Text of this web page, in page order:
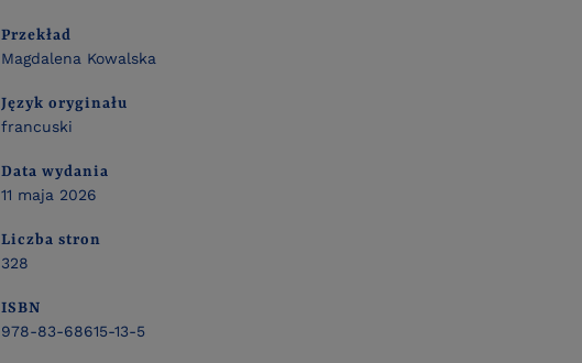
Przekład
Magdalena Kowalska
Język oryginału
francuski
Data wydania
11 maja 2026
Liczba stron
328
ISBN
978-83-68615-13-5